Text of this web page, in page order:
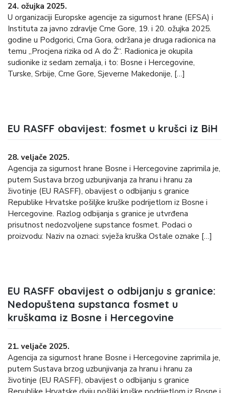
24. ožujka 2025.
U organizaciji Europske agencije za sigurnost hrane (EFSA) i
Instituta za javno zdravlje Crne Gore, 19. i 20. ožujka 2025.
godine u Podgorici, Crna Gora, održana je druga radionica na
temu „Procjena rizika od A do Ž“. Radionica je okupila
sudionike iz sedam zemalja, i to: Bosne i Hercegovine,
Turske, Srbije, Crne Gore, Sjeverne Makedonije, […]
EU RASFF obavijest: fosmet u krušci iz BiH
28. veljače 2025.
Agencija za sigurnost hrane Bosne i Hercegovine zaprimila je,
putem Sustava brzog uzbunjivanja za hranu i hranu za
životinje (EU RASFF), obavijest o odbijanju s granice
Republike Hrvatske pošiljke kruške podrijetlom iz Bosne i
Hercegovine. Razlog odbijanja s granice je utvrđena
prisutnost nedozvoljene supstance fosmet. Podaci o
proizvodu: Naziv na oznaci: svježa kruška Ostale oznake […]
EU RASFF obavijest o odbijanju s granice:
Nedopuštena supstanca fosmet u
kruškama iz Bosne i Hercegovine
21. veljače 2025.
Agencija za sigurnost hrane Bosne i Hercegovine zaprimila je,
putem Sustava brzog uzbunjivanja za hranu i hranu za
životinje (EU RASFF), obavijest o odbijanju s granice